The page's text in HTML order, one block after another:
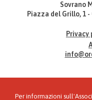
Sovrano
Piazza del Grillo, 1 -
Privacy
Per informazioni